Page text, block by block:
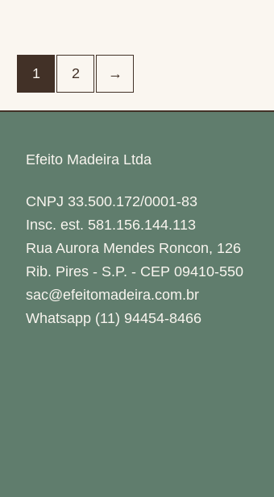
1 2 →
Efeito Madeira Ltda
CNPJ 33.500.172/0001-83
Insc. est. 581.156.144.113
Rua Aurora Mendes Roncon, 126
Rib. Pires - S.P. - CEP 09410-550
sac@efeitomadeira.com.br
Whatsapp (11) 94454-8466